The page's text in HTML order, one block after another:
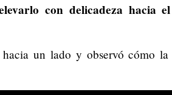
con delicadeza hacia
un lado y observó cómo la